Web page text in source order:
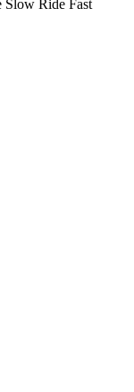
Slow Ride Fast